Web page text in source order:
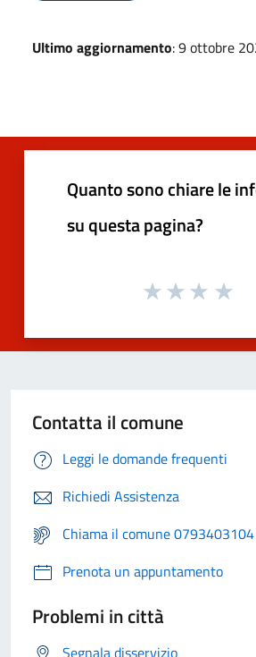
Ultimo aggiornamento: 9 ottobre
Quanto sono chiare le
su questa pagina?
Contatta il comune
Leggi le domande frequenti
Richiedi Assistenza
Chiama il comune 0793403104
Prenota un appuntamento
Problemi in città
Segnala disservizio